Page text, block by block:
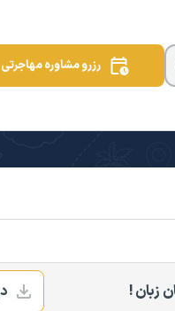
رزرو مشاوره مهاجرتی
زبان !